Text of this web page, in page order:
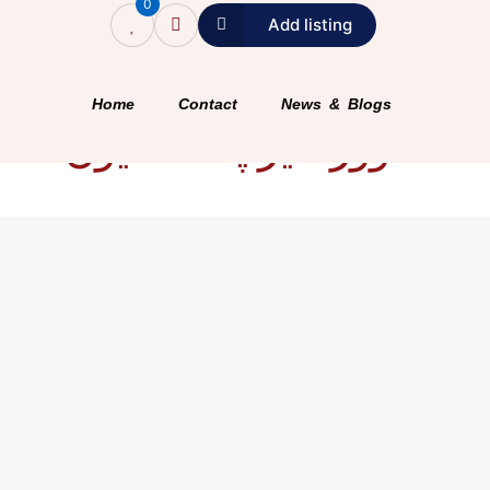
0
Add listing
Home Contact News & Blogs